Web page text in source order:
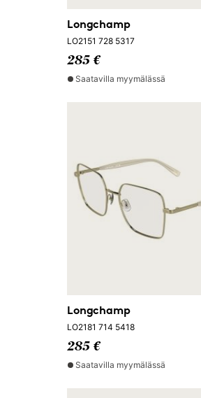
Longchamp
LO2151 728 5317
285 €
Saatavilla myymälässä
Longchamp
LO2181 714 5418
285 €
Saatavilla myymälässä